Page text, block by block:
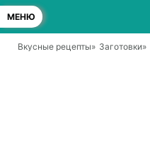
МЕНЮ
Вкусные рецепты» Заготовки»